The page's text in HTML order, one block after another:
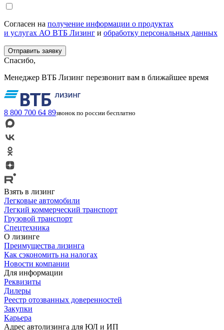
Согласен на получение информации о продуктах
и услугах АО ВТБ Лизинг и обработку персональных данных
Спасибо,
Менеджер ВТБ Лизинг перезвонит вам в ближайшее время
8 800 700 64 89звонок по россии бесплатно
Взять в лизинг
Легковые автомобили
Легкий коммерческий транспорт
Грузовой транспорт
Спецтехника
О лизинге
Преимущества лизинга
Как сэкономить на налогах
Новости компании
Для информации
Реквизиты
Дилеры
Реестр отозванных доверенностей
Закупки
Карьера
Адрес автолизинга для ЮЛ и ИП